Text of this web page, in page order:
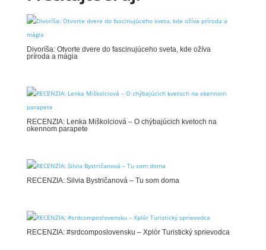
Divoríša: Otvorte dvere do fascinujúceho sveta, kde ožíva
príroda a mágia
RECENZIA: Lenka Miškolciová – O chýbajúcich kvetoch na
okennom parapete
RECENZIA: Silvia Bystričanová – Tu som doma
RECENZIA: #srdcomposlovensku – Xplór Turistický sprievodca